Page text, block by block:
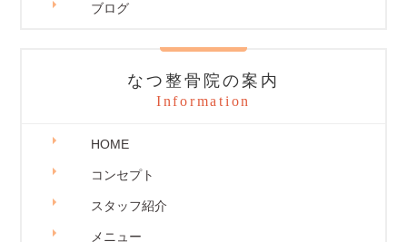
ブログ
なつ整骨院の案内
Information
HOME
コンセプト
スタッフ紹介
メニュー